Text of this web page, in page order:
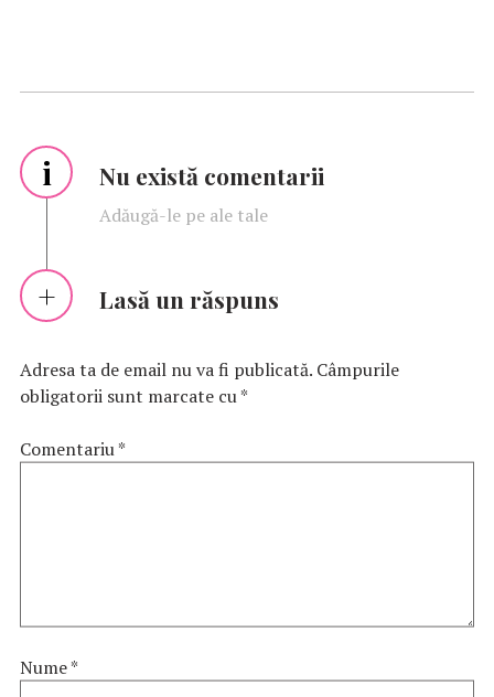
i Nu există comentarii
Adăugă-le pe ale tale
Lasă un răspuns
Adresa ta de email nu va fi publicată. Câmpurile
obligatorii sunt marcate cu*
Comentariu*
Nume*